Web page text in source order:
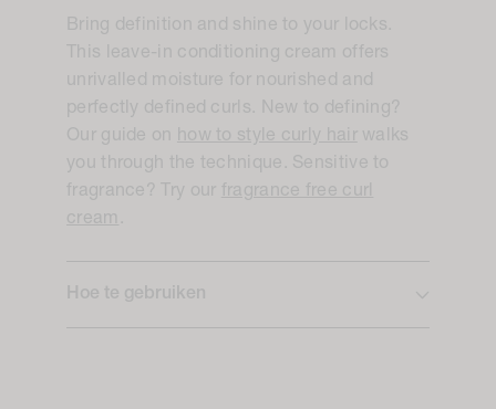
Bring definition and shine to your locks.
This leave-in conditioning cream offers
unrivalled moisture for nourished and
perfectly defined curls. New to defining?
Our guide on
how to style curly hair walks
you through the technique. Sensitive to
fragrance? Try our
fragrance free curl
cream .
Hoe te gebruiken